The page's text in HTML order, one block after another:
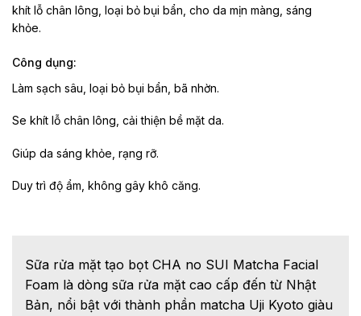
khít lỗ chân lông, loại bỏ bụi bẩn, cho da mịn màng, sáng
khỏe.
Công dụng:
Làm sạch sâu, loại bỏ bụi bẩn, bã nhờn.
Se khít lỗ chân lông, cải thiện bề mặt da.
Giúp da sáng khỏe, rạng rỡ.
Duy trì độ ẩm, không gây khô căng.
Sữa rửa mặt tạo bọt CHA no SUI Matcha Facial
Foam là dòng sữa rửa mặt cao cấp đến từ Nhật
Bản, nổi bật với thành phần matcha Uji Kyoto giàu